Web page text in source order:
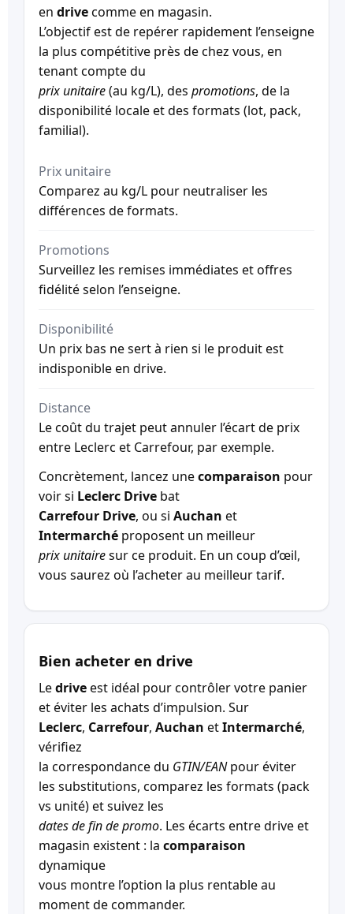
en drivecomme en magasin.
L’objectif est de repérer rapidement l’enseigne
la plus compétitive près de chez vous, en
tenant compte du
prix unitaire(au kg/L), des promotions, de la
disponibilité locale et des formats (lot, pack,
familial).
Prix unitaire
Comparez au kg/L pour neutraliser les
différences de formats.
Promotions
Surveillez les remises immédiates et offres
fidélité selon l’enseigne.
Disponibilité
Un prix bas ne sert à rien si le produit est
indisponible en drive.
Distance
Le coût du trajet peut annuler l’écart de prix
entre Leclerc et Carrefour, par exemple.
Concrètement, lancez unecomparaison pour
voir si Leclerc Drive bat
Carrefour Drive, ou si Auchan et
Intermarché proposent un meilleur
prix unitairesur ce produit. En un coup d’œil,
vous saurez où l’acheter au meilleur tarif.
Bien acheter en drive
Ledriveest idéal pour contrôler votre panier
et éviter les achats d’impulsion. Sur
Leclerc, Carrefour, Auchan etIntermarché,
vérifiez
la correspondance du GTIN/EANpour éviter
les substitutions, comparez les formats (pack
vs unité) et suivez les
dates de fin de promo. Les écarts entre drive et
magasin existent : la comparaison
dynamique
vous montre l’option la plus rentable au
moment de commander.